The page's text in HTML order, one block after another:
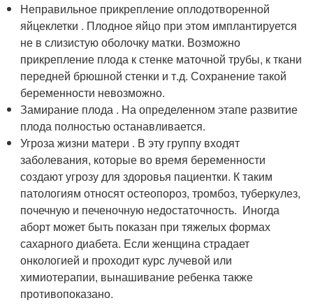
Неправильное прикрепление оплодотворенной
яйцеклетки . Плодное яйцо при этом имплантируется
не в слизистую оболочку матки. Возможно
прикрепление плода к стенке маточной трубы, к ткани
передней брюшной стенки и т.д. Сохранение такой
беременности невозможно.
Замирание плода . На определенном этапе развитие
плода полностью останавливается.
Угроза жизни матери . В эту группу входят
заболевания, которые во время беременности
создают угрозу для здоровья пациентки. К таким
патологиям относят остеопороз, тромбоз, туберкулез,
почечную и печеночную недостаточность. Иногда
аборт может быть показан при тяжелых формах
сахарного диабета. Если женщина страдает
онкологией и проходит курс лучевой или
химиотерапии, вынашивание ребенка также
противопоказано.